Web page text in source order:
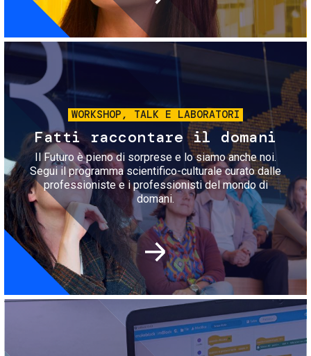
Immagine
WORKSHOP, TALK E LABORATORI
Fatti raccontare il domani
Il Futuro è pieno di sorprese e lo siamo anche noi.
Segui il programma scientifico-culturale curato dalle
professioniste e i professionisti del mondo di
domani.
Immagine